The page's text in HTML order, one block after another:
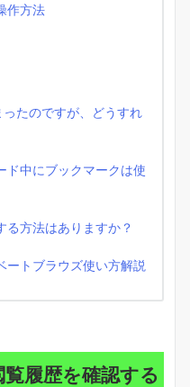
作方法
たのですが、どうすれ
ド中にブックマークは使
る方法はありますか？
ートブラウズ使い方解説
履歴を確認する